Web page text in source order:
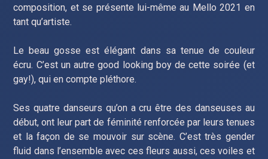
composition, et se présente lui-même au Mello 2021 en
tant qu’artiste.
Le beau gosse est élégant dans sa tenue de couleur
écru. C’est un autre good looking boy de cette soirée (et
gay!), qui en compte pléthore.
Ses quatre danseurs qu’on a cru être des danseuses au
début, ont leur part de féminité renforcée par leurs tenues
et la façon de se mouvoir sur scène. C’est très gender
fluid dans l’ensemble avec ces fleurs aussi, ces voiles et